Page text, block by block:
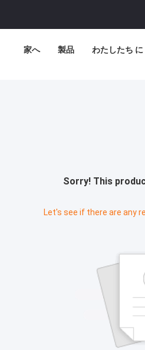
家へ 製品 わたしたち に
Sorry! This
Let's see if there are any